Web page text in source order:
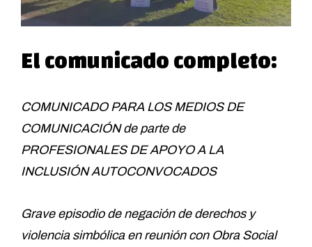
El comunicado completo:
COMUNICADO PARA LOS MEDIOS DE
COMUNICACIÓN de parte de
PROFESIONALES DE APOYO A LA
INCLUSIÓN AUTOCONVOCADOS
Grave episodio de negación de derechos y
violencia simbólica en reunión con Obra Social